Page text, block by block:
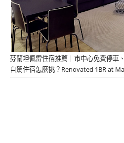
芬蘭坦佩雷住宿推薦｜市中心免費停車
自駕住宿怎麼挑？Renovated 1BR at